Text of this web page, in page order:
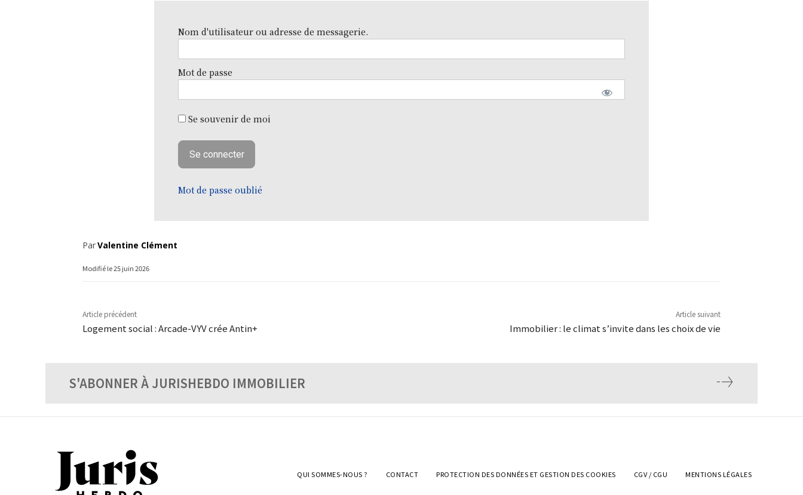
Nom d'utilisateur ou adresse de messagerie.
Mot de passe
Se souvenir de moi
Mot de passe oublié
ParValentine Clément
Modifié le25 juin 2026
Article précédent
Logement social : Arcade-VYV crée Antin+
Article suivant
Immobilier : le climat s’invite dans les choix de vie
S'ABONNER À JURISHEBDO IMMOBILIER
QUI SOMMES-NOUS ? CONTACT PROTECTION DES DONNÉES ET GESTION DES COOKIES CGV / CGU MENTIONS LÉGALES